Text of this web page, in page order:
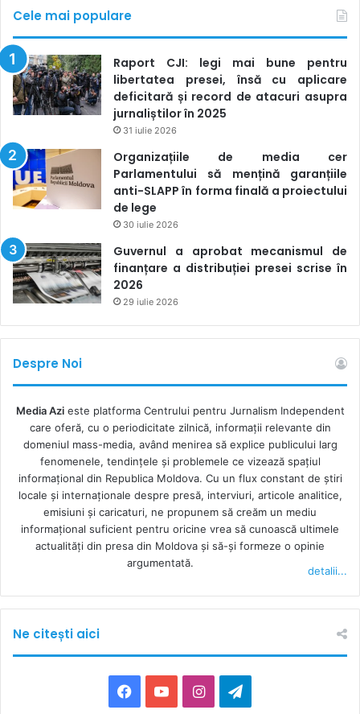
Cele mai populare
Raport CJI: legi mai bune pentru
libertatea presei, însă cu aplicare
deficitară și record de atacuri asupra
jurnaliștilor în 2025
31 iulie 2026
Organizațiile de media cer
Parlamentului să mențină garanțiile
anti-SLAPP în forma finală a proiectului
de lege
30 iulie 2026
Guvernul a aprobat mecanismul de
finanțare a distribuției presei scrise în
2026
29 iulie 2026
Despre Noi
Media Azieste platforma Centrului pentru Jurnalism Independent
care oferă, cu o periodicitate zilnică, informații relevante din
domeniul mass-media, având menirea să explice publicului larg
fenomenele, tendințele și problemele ce vizează spațiul
informațional din Republica Moldova. Cu un flux constant de ştiri
locale şi internaţionale despre presă, interviuri, articole analitice,
emisiuni și caricaturi, ne propunem să creăm un mediu
informaţional suficient pentru oricine vrea să cunoască ultimele
actualităţi din presa din Moldova şi să-şi formeze o opinie
argumentată.
detalii...
Ne citești aici
I